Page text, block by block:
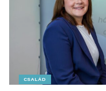
CSALÁD